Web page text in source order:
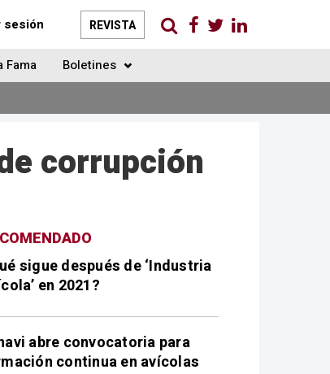
REVISTA
sesión
Fama Boletines
corrupción
sigue después de ‘Industria
en 2021?
abre convocatoria para
continua en avícolas